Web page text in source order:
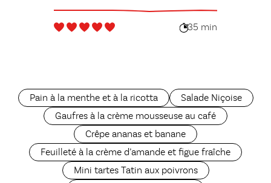
35 min
Pain à la menthe et à la ricotta
Salade Niçoise
Gaufres à la crème mousseuse au café
Crêpe ananas et banane
Feuilleté à la crème d’amande et figue fraîche
Mini tartes Tatin aux poivrons